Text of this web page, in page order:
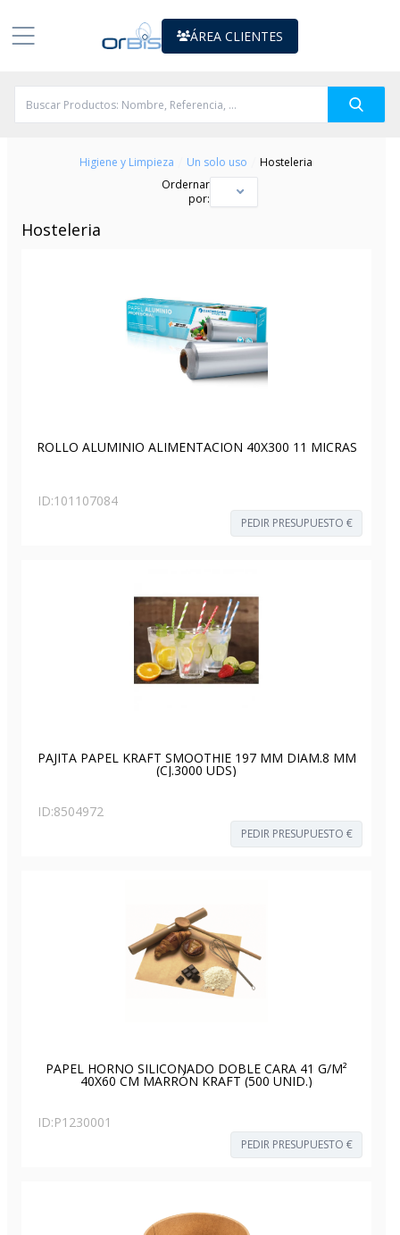
ÁREA CLIENTES
Higiene y Limpieza Un solo uso
Hosteleria
Ordernar
por:
Hosteleria
ROLLO ALUMINIO ALIMENTACION 40X300 11 MICRAS
ID:101107084
PEDIR PRESUPUESTO €
PAJITA PAPEL KRAFT SMOOTHIE 197 MM DIAM.8 MM
(CJ.3000 UDS)
ID:8504972
PEDIR PRESUPUESTO €
PAPEL HORNO SILICONADO DOBLE CARA 41 G/M²
40X60 CM MARRÓN KRAFT (500 UNID.)
ID:P1230001
PEDIR PRESUPUESTO €